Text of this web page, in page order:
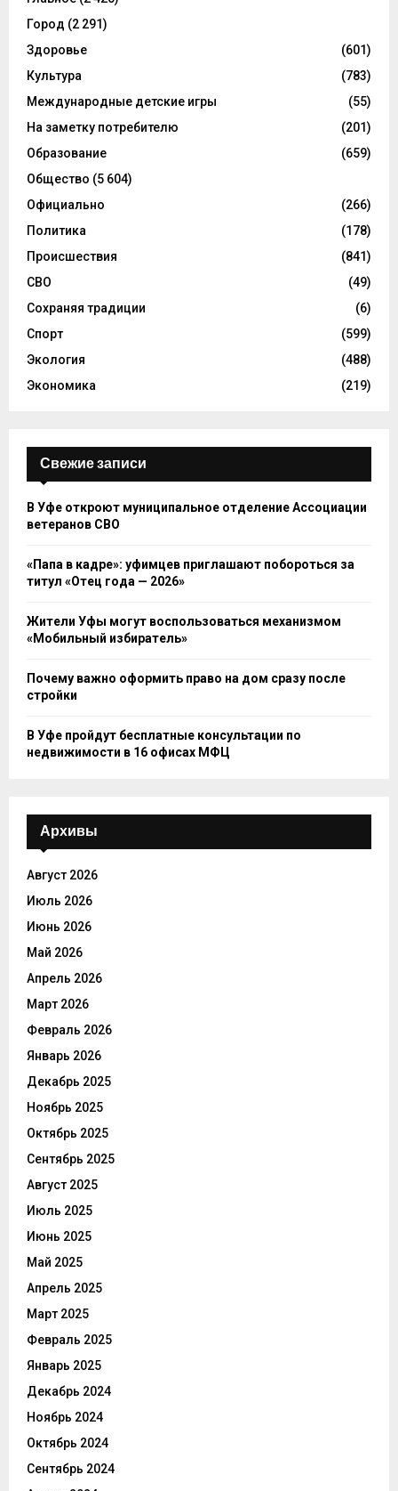
Город (2 291)
Здоровье
(601)
Культура
(783)
Международные детские игры
(55)
На заметку потребителю
(201)
Образование
(659)
Общество (5 604)
Официально
(266)
Политика
(178)
Происшествия
(841)
СВО
(49)
Сохраняя традиции
(6)
Спорт
(599)
Экология
(488)
Экономика
(219)
Свежие записи
В Уфе откроют муниципальное отделение Ассоциации
ветеранов СВО
«Папа в кадре»: уфимцев приглашают побороться за
титул «Отец года — 2026»
Жители Уфы могут воспользоваться механизмом
«Мобильный избиратель»
Почему важно оформить право на дом сразу после
стройки
В Уфе пройдут бесплатные консультации по
недвижимости в 16 офисах МФЦ
Архивы
Август 2026
Июль 2026
Июнь 2026
Май 2026
Апрель 2026
Март 2026
Февраль 2026
Январь 2026
Декабрь 2025
Ноябрь 2025
Октябрь 2025
Сентябрь 2025
Август 2025
Июль 2025
Июнь 2025
Май 2025
Апрель 2025
Март 2025
Февраль 2025
Январь 2025
Декабрь 2024
Ноябрь 2024
Октябрь 2024
Сентябрь 2024